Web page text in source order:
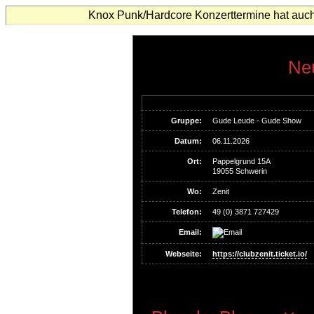
Knox Punk/Hardcore Konzerttermine hat
Gruppe: Gude Leude - Gude Show
Datum: 06.11.2026
Ort:
Pappelgrund 15A
19055 Schwerin
Wo: Zenit
Telefon: 49 (0) 3871 727429
Email:
Webseite: https://clubzenit.ticket.io/